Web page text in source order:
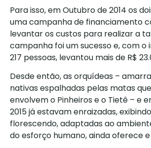
Para isso, em Outubro de 2014 os
uma campanha de financiamento
levantar os custos para realizar a
campanha foi um sucesso e, com o
217 pessoas, levantou mais de R$
Desde então, as orquídeas –
nativas espalhadas pelas matas
envolvem o Pinheiros e o Tietê – e
2015 já estavam enraizadas,
florescendo, adaptadas ao
do esforço humano, ainda oferece